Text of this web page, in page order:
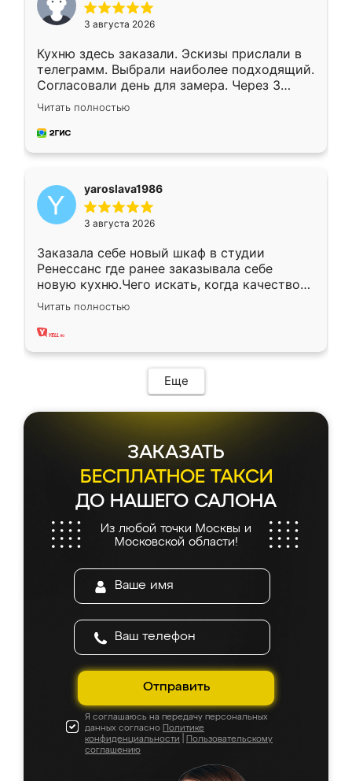
3 августа 2026
Кухню здесь заказали. Эскизы прислали в
телеграмм. Выбрали наиболее подходящий.
Согласовали день для замера. Через 3
недели кухня была уже готова. Остались
довольны работой. Спасибо Ренессанс
мебель за качественную работу!
Читать полностью
yaroslava1986
3 августа 2026
Заказала себе новый шкаф в студии
Ренессанс где ранее заказывала себе
новую кухню.Чего искать, когда качеством
вполне довольна. Служит кухня уже почти
два года, нареканий нет.
Читать полностью
Еще
ЗАКАЗАТЬ
БЕСПЛАТНОЕ ТАКСИ
ДО НАШЕГО САЛОНА
Из любой точки Москвы и
Московской области!
Отправить
Я соглашаюсь на передачу персональных
данных согласно Политике
конфиденциальности
Пользовательскому
соглашению